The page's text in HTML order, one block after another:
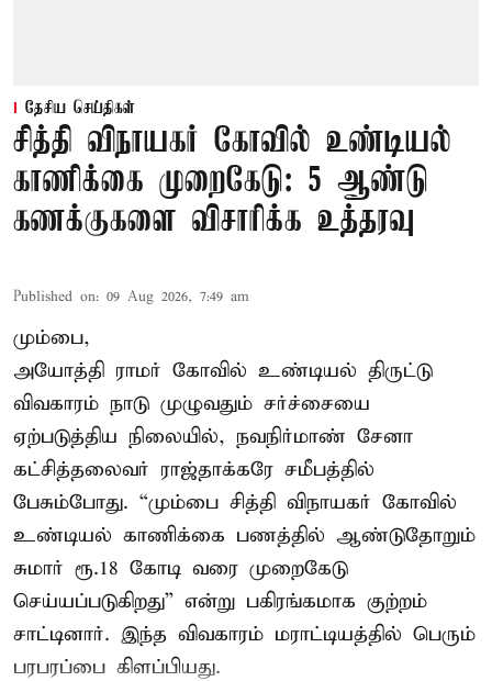
தேசிய செய்திகள்
சித்தி விநாயகர் கோவில் உண்டியல்
காணிக்கை முறைகேடு: 5 ஆண்டு
கணக்குகளை விசாரிக்க உத்தரவு
Published on: 09 Aug 2026, 7:49 am
மும்பை,
அயோத்தி ராமர் கோவில் உண்டியல் திருட்டு
விவகாரம் நாடு முழுவதும் சர்ச்சையை
ஏற்படுத்திய நிலையில், நவநிர்மாண் சேனா
கட்சித்தலைவர் ராஜ்தாக்கரே சமீபத்தில்
பேசும்போது. “மும்பை சித்தி விநாயகர் கோவில்
உண்டியல் காணிக்கை பணத்தில் ஆண்டுதோறும்
சுமார் ரூ.18 கோடி வரை முறைகேடு
செய்யப்படுகிறது” என்று பகிரங்கமாக குற்றம்
சாட்டினார். இந்த விவகாரம் மராட்டியத்தில் பெரும்
பரபரப்பை கிளப்பியது.